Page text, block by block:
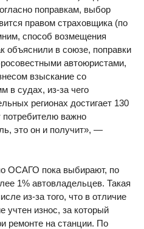
поправкам, выбор
правом страховщика (по
способ возмещения
объяснили в союзе, поправки
автоюристами,
взыскание со
в судах, из-за чего
регионах достигает 130
важно
это он и получит», —
ОСАГО пока выбирают, по
1% автовладельцев. Такая
из-за того, что в отличие
износ, за который
ремонте на станции. По